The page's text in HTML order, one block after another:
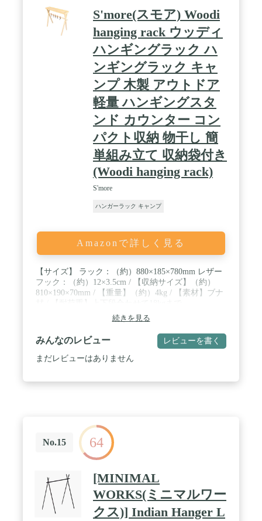
S'more(スモア) Woodi
hanging rack ウッディ
ハンギングラック ハ
ンギングラック キャ
ンプ 木製 アウトドア
軽量 ハンギングスタ
ンド カウンター コン
パクト収納 物干し 簡
単組み立て 収納袋付き
(Woodi hanging rack)
S'more
ハンガーラック キャンプ
Amazonで詳しく見る
【サイズ】 ラック：（約）880×185×780mm レザー
フック：（約）12×3.5cm / 【収納サイズ】（約）
810×190×70mm / 【重量】（約）4kg / 【素材】ブナ
続きを見る
みんなのレビュー レビューを書く
まだレビューはありません
No.15 64
[MINIMAL
WORKS(ミニマルワー
クス)] Indian Hanger L